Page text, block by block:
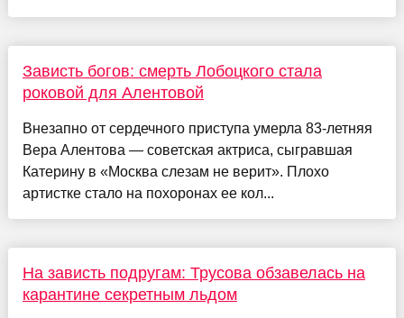
Зависть богов: смерть Лобоцкого стала
роковой для Алентовой
Внезапно от сердечного приступа умерла 83-летняя
Вера Алентова — советская актриса, сыгравшая
Катерину в «Москва слезам не верит». Плохо
артистке стало на похоронах ее кол...
На зависть подругам: Трусова обзавелась на
карантине секретным льдом